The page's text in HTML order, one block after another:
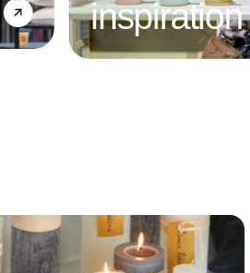
inspiration
Annonce